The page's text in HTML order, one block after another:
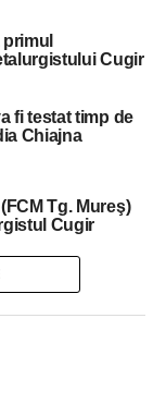
Cugir
fi testat timp de
Chiajna
Tg. Mureş)
Cugir